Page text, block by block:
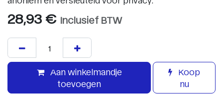
28,93 € Inclusief BTW
Aan winkelmandje
toevoegen
Koop
nu